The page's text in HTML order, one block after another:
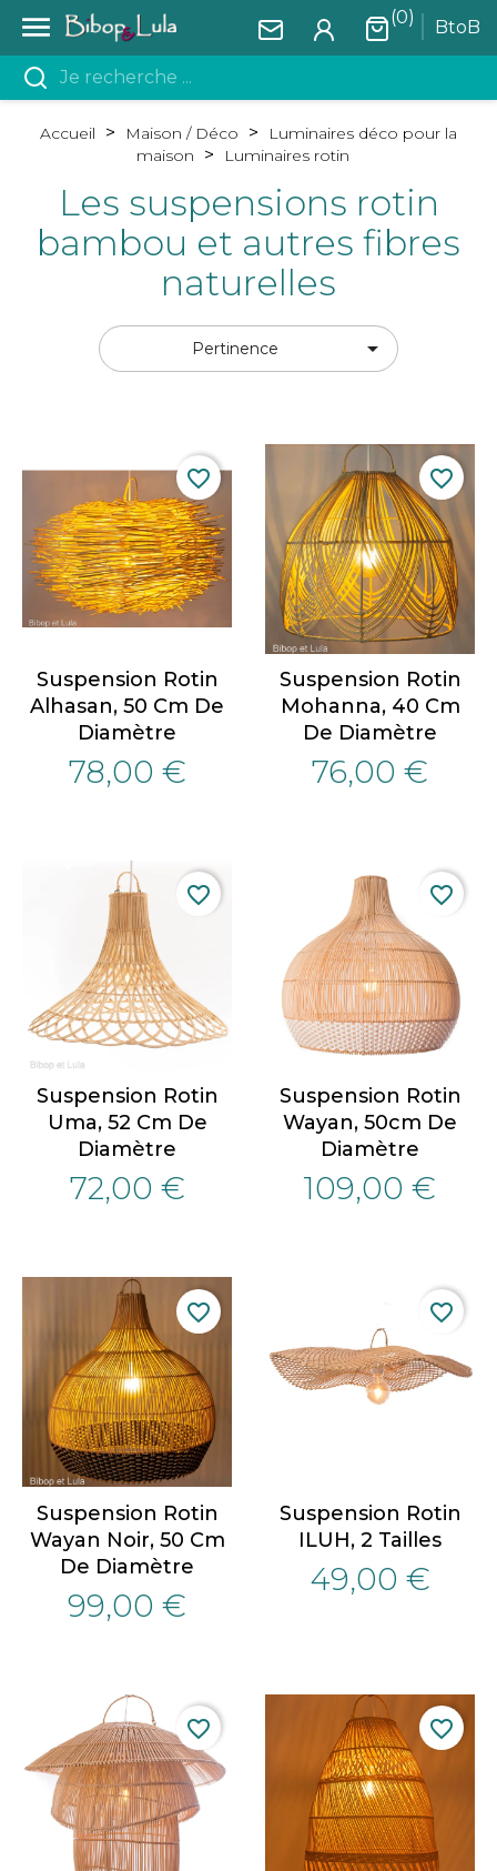
 BtoB
(0)
Accueil Maison / Déco
Luminaires déco pour la
maison
Luminaires rotin
Les suspensions rotin
bambou et autres fibres
naturelles
Pertinence 
Suspension Rotin
Alhasan, 50 Cm De
Diamètre
78,00 €
favorite_border
Suspension Rotin
Mohanna, 40 Cm
De Diamètre
76,00 €
favorite_border
Suspension Rotin
Uma, 52 Cm De
Diamètre
72,00 €
favorite_border
Suspension Rotin
Wayan, 50cm De
Diamètre
109,00 €
favorite_border
Suspension Rotin
Wayan Noir, 50 Cm
De Diamètre
99,00 €
favorite_border
Suspension Rotin
ILUH, 2 Tailles
49,00 €
favorite_border
favorite_border favorite_border